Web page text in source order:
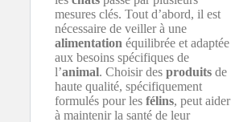
mesures clés. Tout d’abord, il est
nécessaire de veiller à une
alimentation équilibrée et adaptée
aux besoins spécifiques de
l’animal. Choisir des produits de
haute qualité, spécifiquement
formulés pour les félins, peut aider
à maintenir la santé de leur